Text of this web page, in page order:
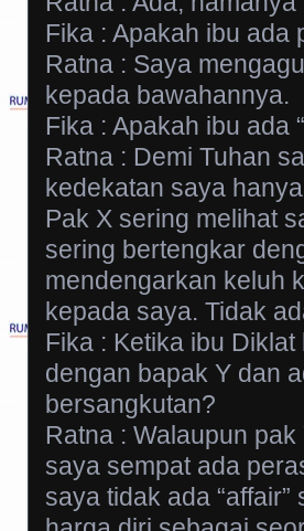
Fika : Apakah ibu ada
Ratna : Saya
kepada bawahannya.
Fika : Apakah ibu ada
Ratna : Demi Tuhan
kedekatan saya
Pak X sering melihat
sering bertengkar
mendengarkan keluh
kepada saya. Tidak
Fika : Ketika ibu
dengan bapak Y dan
bersangkutan?
Ratna : Walaupun
saya sempat ada
saya tidak ada